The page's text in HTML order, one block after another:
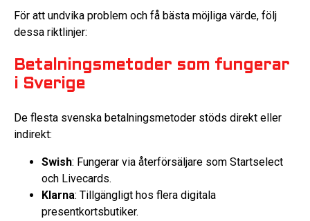
För att undvika problem och få bästa möjliga värde, följ
dessa riktlinjer:
Betalningsmetoder som fungerar
i Sverige
De flesta svenska betalningsmetoder stöds direkt eller
indirekt:
Swish: Fungerar via återförsäljare som Startselect
och Livecards.
Klarna: Tillgängligt hos flera digitala
presentkortsbutiker.